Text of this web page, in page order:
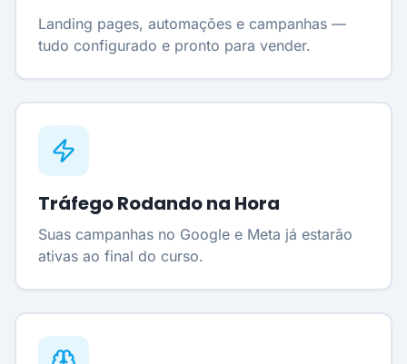
Landing pages, automações e campanhas —
tudo configurado e pronto para vender.
Tráfego Rodando na Hora
Suas campanhas no Google e Meta já estarão
ativas ao final do curso.